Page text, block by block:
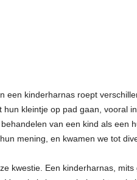
een kinderharnas roept
kleintje op pad gaan, vooral
van een kind als een
mening, en kwamen we tot
kwestie. Een kinderharnas,